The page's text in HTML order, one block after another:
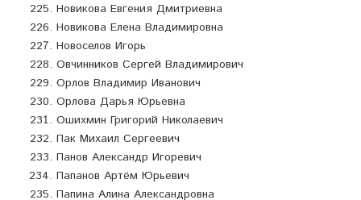
Новикова Евгения Дмитриевна
Новикова Елена Владимировна
Новоселов Игорь
Овчинников Сергей Владимирович
Орлов Владимир Иванович
Орлова Дарья Юрьевна
Ошихмин Григорий Николаевич
Пак Михаил Сергеевич
Панов Александр Игоревич
Папанов Артём Юрьевич
Папина Алина Александровна